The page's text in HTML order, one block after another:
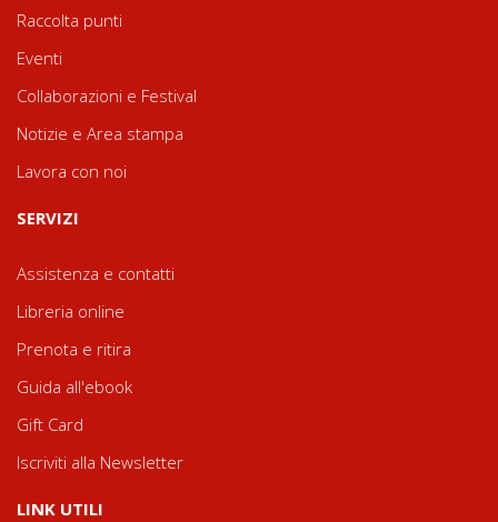
Raccolta punti
Eventi
Collaborazioni e Festival
Notizie e Area stampa
Lavora con noi
SERVIZI
Assistenza e contatti
Libreria online
Prenota e ritira
Guida all'ebook
Gift Card
Iscriviti alla Newsletter
LINK UTILI